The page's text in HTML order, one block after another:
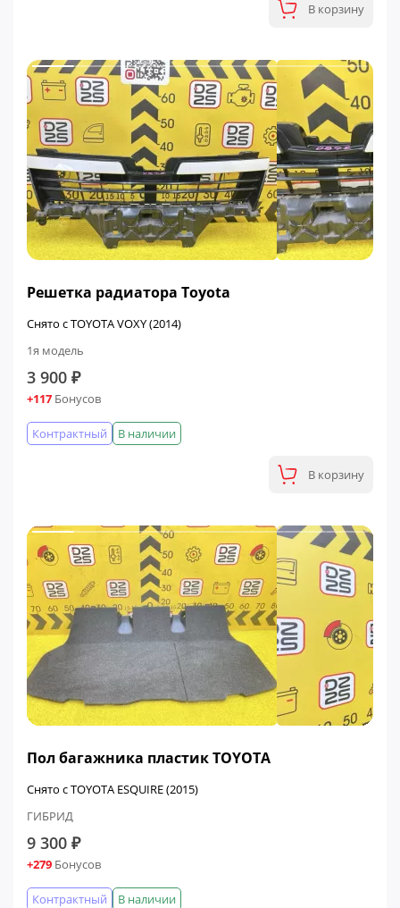
В корзину
Решетка радиатора Toyota
Снято с TOYOTA VOXY (2014)
1я модель
3 900 ₽
+117 Бонусов
В наличии
Контрактный
В корзину
Пол багажника пластик TOYOTA
Снято с TOYOTA ESQUIRE (2015)
ГИБРИД
9 300 ₽
+279 Бонусов
В наличии
Контрактный